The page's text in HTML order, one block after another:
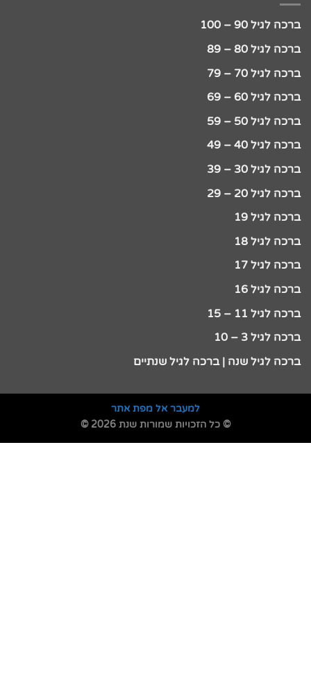
ברכה לגיל 90 – 100
ברכה לגיל 80 – 89
ברכה לגיל 70 – 79
ברכה לגיל 60 – 69
ברכה לגיל 50 – 59
ברכה לגיל 40 – 49
ברכה לגיל 30 – 39
ברכה לגיל 20 – 29
ברכה לגיל 19
ברכה לגיל 18
ברכה לגיל 17
ברכה לגיל 16
ברכה לגיל 11 – 15
ברכה לגיל 3 – 10
ברכה לגיל שנה | ברכה לגיל שנתיים
למעבר אל מפת אתר
© כל הזכויות שמורות שנת 2026 ©